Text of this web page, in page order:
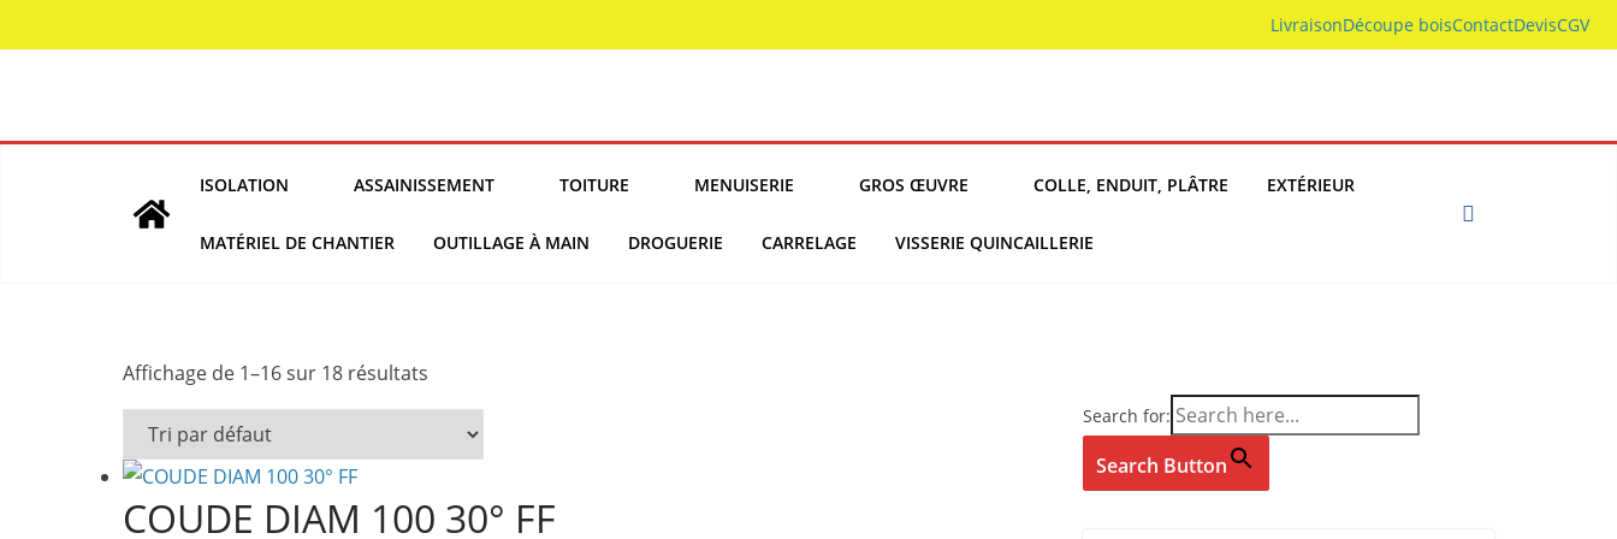
to
LivraisonDécoupe boisContactDevisCGV
ISOLATION ASSAINISSEMENT TOITURE MENUISERIE GROS ŒUVRE COLLE, ENDUIT, PLÂTRE EXTÉRIEUR
MATÉRIEL DE CHANTIER OUTILLAGE À MAIN DROGUERIE CARRELAGE VISSERIE QUINCAILLERIE
Affichage de 1–16 sur 18 résultats
COUDE DIAM 100 30° FF
Search for:
Search Button